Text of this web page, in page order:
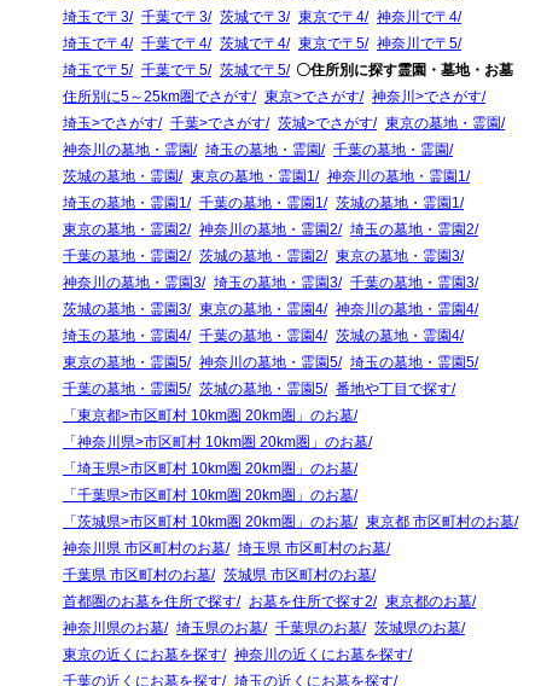
埼玉で〒3
千葉で〒3 茨城で〒3 東京で〒4
神奈川で〒4
埼玉で〒4
千葉で〒4 茨城で〒4 東京で〒5
神奈川で〒5
埼玉で〒5
千葉で〒5 茨城で〒5
〇住所別に探す霊園・墓地・お墓
住所別に5～25km圏でさがす
東京>でさがす
神奈川>でさがす
埼玉>でさがす
千葉>でさがす 茨城>でさがす
東京の墓地・霊園
神奈川の墓地・霊園
埼玉の墓地・霊園
千葉の墓地・霊園
茨城の墓地・霊園
東京の墓地・霊園1
神奈川の墓地・霊園1
埼玉の墓地・霊園1
千葉の墓地・霊園1
茨城の墓地・霊園1
東京の墓地・霊園2
神奈川の墓地・霊園2
埼玉の墓地・霊園2
千葉の墓地・霊園2
茨城の墓地・霊園2
東京の墓地・霊園3
神奈川の墓地・霊園3
埼玉の墓地・霊園3
千葉の墓地・霊園3
茨城の墓地・霊園3
東京の墓地・霊園4
神奈川の墓地・霊園4
埼玉の墓地・霊園4
千葉の墓地・霊園4
茨城の墓地・霊園4
東京の墓地・霊園5
神奈川の墓地・霊園5
埼玉の墓地・霊園5
千葉の墓地・霊園5
茨城の墓地・霊園5
番地や丁目で探す
「東京都>市区町村 10km圏 20km圏」のお墓
「神奈川県>市区町村 10km圏 20km圏」のお墓
「埼玉県>市区町村 10km圏 20km圏」のお墓
「千葉県>市区町村 10km圏 20km圏」のお墓
「茨城県>市区町村 10km圏 20km圏」のお墓
東京都 市区町村のお墓
神奈川県 市区町村のお墓
埼玉県 市区町村のお墓
千葉県 市区町村のお墓
茨城県 市区町村のお墓
首都圏のお墓を住所で探す
お墓を住所で探す2
東京都のお墓
神奈川県のお墓
埼玉県のお墓 千葉県のお墓
茨城県のお墓
東京の近くにお墓を探す
神奈川の近くにお墓を探す
千葉の近くにお墓を探す
埼玉の近くにお墓を探す